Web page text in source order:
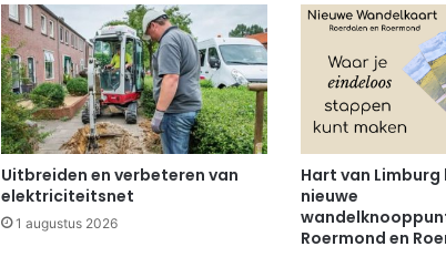
Uitbreiden en verbeteren van
elektriciteitsnet
1 augustus 2026
Hart van
nieuwe
Roermond en